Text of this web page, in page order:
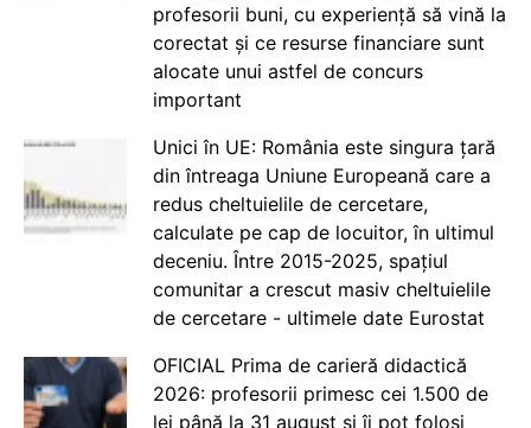
profesorii buni, cu experiență să vină la
corectat și ce resurse financiare sunt
alocate unui astfel de concurs
important
Unici în UE: România este singura țară
din întreaga Uniune Europeană care a
redus cheltuielile de cercetare,
calculate pe cap de locuitor, în ultimul
deceniu. Între 2015-2025, spațiul
comunitar a crescut masiv cheltuielile
de cercetare - ultimele date Eurostat
OFICIAL Prima de carieră didactică
2026: profesorii primesc cei 1.500 de
lei până la 31 august și îi pot folosi